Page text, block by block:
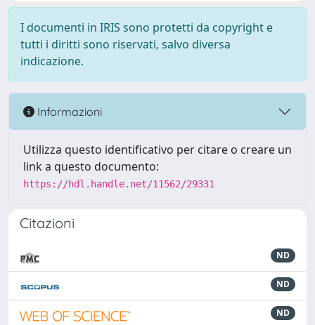
I documenti in IRIS sono protetti da copyright e
tutti i diritti sono riservati, salvo diversa
indicazione.
Informazioni
Utilizza questo identificativo per citare o creare un
link a questo documento:
https://hdl.handle.net/11562/29331
Citazioni
ND
ND
ND